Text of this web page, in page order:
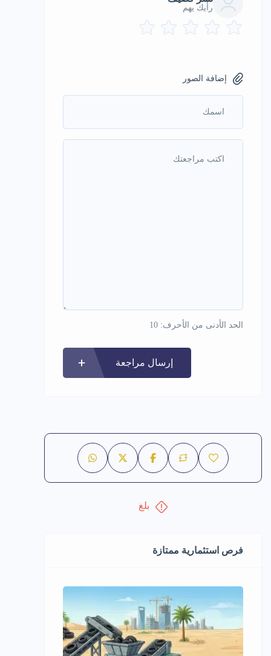
رأيك يهم
إضافة الصور
الحد الأدنى من الأحرف: 10
إرسال مراجعة
بلغ
فرص استثمارية ممتازة